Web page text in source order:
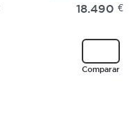
18.490 €
Comparar